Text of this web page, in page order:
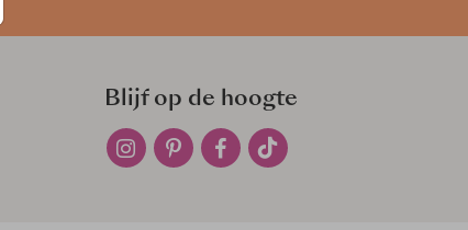
Blijf op de hoogte